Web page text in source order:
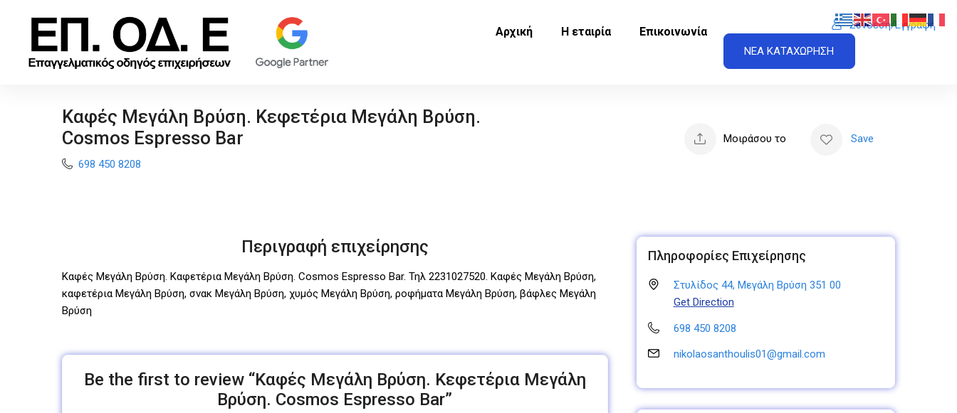
Αρχική Η εταιρία Επικοινωνία
Σύνδεση/Εγγραφή
ΝΕΑ ΚΑΤΑΧΩΡΗΣΗ
Καφές Μεγάλη Βρύση. Κεφετέρια Μεγάλη Βρύση.
Cosmos Espresso Bar
698 450 8208
Μοιράσου το Save
Περιγραφή επιχείρησης
Καφές Μεγάλη Βρύση. Καφετέρια Μεγάλη Βρύση. Cosmos Espresso Bar. Τηλ 2231027520. Καφές Μεγάλη Βρύση,
καφετέρια Μεγάλη Βρύση, σνακ Μεγάλη Βρύση, χυμός Μεγάλη Βρύση, ροφήματα Μεγάλη Βρύση, βάφλες Μεγάλη
Βρύση
Be the first to review “Καφές Μεγάλη Βρύση. Κεφετέρια Μεγάλη
Βρύση. Cosmos Espresso Bar”
Πληροφορίες Επιχείρησης
Στυλίδος 44, Μεγάλη Βρύση 351 00
Get Direction
698 450 8208
nikolaosanthoulis01@gmail.com